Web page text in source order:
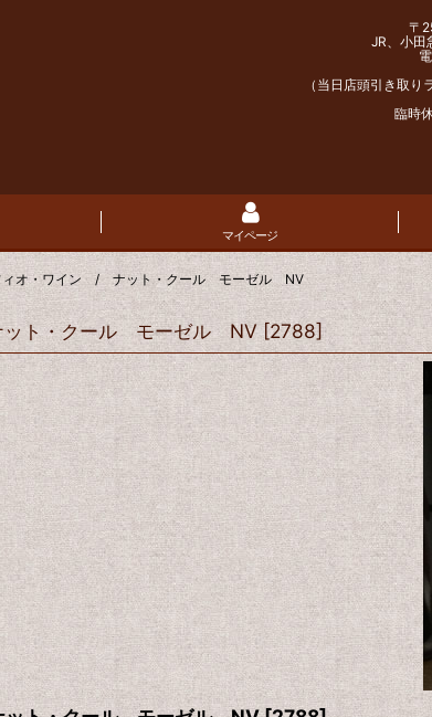
〒
JR、小
（当日店頭引き取り
臨時
マイページ
ィオ・ワイン / ナット・クール モーゼル NV
ト・クール モーゼル NV [2788]